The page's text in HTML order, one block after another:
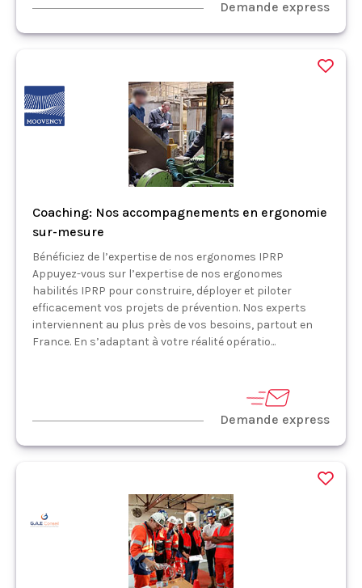
Demande express
Coaching: Nos accompagnements en ergonomie
sur-mesure
Bénéficiez de l’expertise de nos ergonomes IPRP
Appuyez-vous sur l’expertise de nos ergonomes
habilités IPRP pour construire, déployer et piloter
efficacement vos projets de prévention. Nos experts
interviennent au plus près de vos besoins, partout en
France. En s’adaptant à votre réalité opératio...
Demande express